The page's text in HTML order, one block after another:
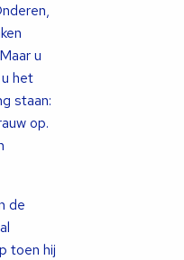
u
het
staan:
op.
de
toen hij